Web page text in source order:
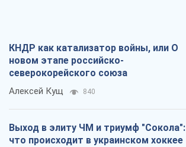
КНДР как катализатор войны, или О
новом этапе российско-
северокорейского союза
Алексей Кущ 840
Выход в элиту ЧМ и триумф "Сокола":
что происходит в украинском хоккее